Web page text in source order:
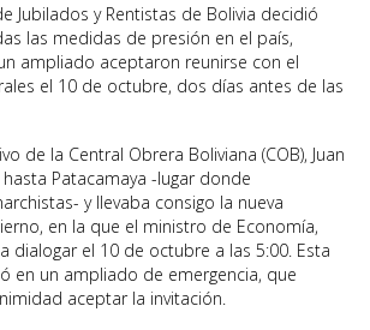
Jubilados y Rentistas de Bolivia decidió
las medidas de presión en el país,
ampliado aceptaron reunirse con el
el 10 de octubre, dos días antes de las
de la Central Obrera Boliviana (COB), Juan
hasta Patacamaya -lugar donde
y llevaba consigo la nueva
en la que el ministro de Economía,
dialogar el 10 de octubre a las 5:00. Esta
en un ampliado de emergencia, que
aceptar la invitación.